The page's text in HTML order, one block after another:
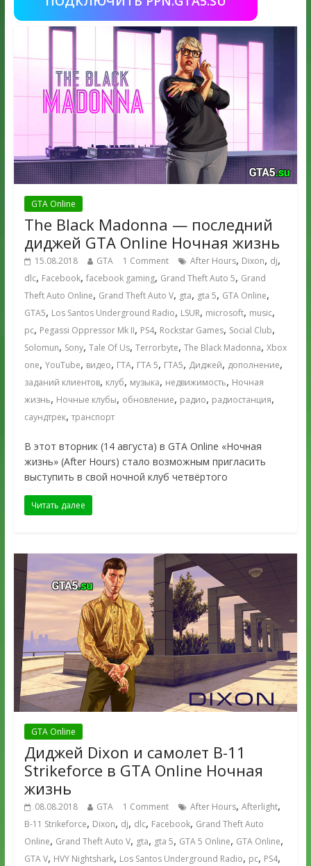
GTA Online
The Black Madonna — последний
диджей GTA Online Ночная жизнь
15.08.2018 GTA 1 Comment After Hours, Dixon, dj,
dlc, Facebook, facebook gaming, Grand Theft Auto 5, Grand
Theft Auto Online, Grand Theft Auto V, gta, gta 5, GTA Online,
GTA5, Los Santos Underground Radio, LSUR, microsoft, music,
pc, Pegassi Oppressor Mk II, PS4, Rockstar Games, Social Club,
Solomun, Sony, Tale Of Us, Terrorbyte, The Black Madonna, Xbox
one, YouTube, видео, ГТА, ГТА 5, ГТА5, Диджей, дополнение,
заданий клиентов, клуб, музыка, недвижимость, Ночная
жизнь, Ночные клубы, обновление, радио, радиостанция,
саундтрек, транспорт
В этот вторник (14 августа) в GTA Online «Ночная
жизнь» (After Hours) стало возможным пригласить
выступить в свой ночной клуб четвёртого
Читать далее
GTA Online
Диджей Dixon и самолет B-11
Strikeforce в GTA Online Ночная
жизнь
08.08.2018 GTA 1 Comment After Hours, Afterlight,
B-11 Strikeforce, Dixon, dj, dlc, Facebook, Grand Theft Auto
Online, Grand Theft Auto V, gta, gta 5, GTA 5 Online, GTA Online,
GTA V, HVY Nightshark, Los Santos Underground Radio, pc, PS4,